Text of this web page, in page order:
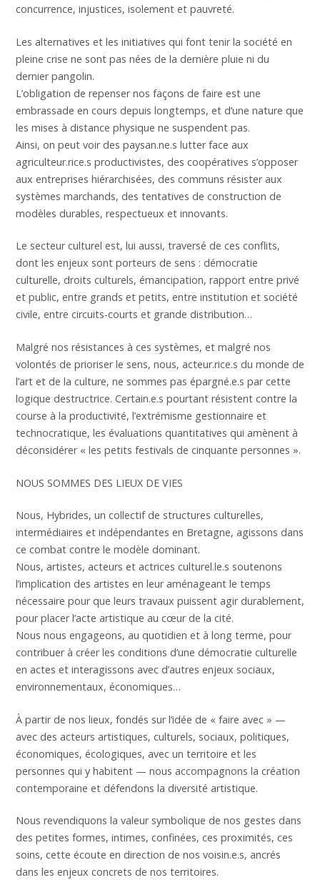
concurrence, injustices, isolement et pauvreté.
Les alternatives et les initiatives qui font tenir la société en
pleine crise ne sont pas nées de la dernière pluie ni du
dernier pangolin.
L’obligation de repenser nos façons de faire est une
embrassade en cours depuis longtemps, et d’une nature que
les mises à distance physique ne suspendent pas.
Ainsi, on peut voir des paysan.ne.s lutter face aux
agriculteur.rice.s productivistes, des coopératives s’opposer
aux entreprises hiérarchisées, des communs résister aux
systèmes marchands, des tentatives de construction de
modèles durables, respectueux et innovants.
Le secteur culturel est, lui aussi, traversé de ces conflits,
dont les enjeux sont porteurs de sens : démocratie
culturelle, droits culturels, émancipation, rapport entre privé
et public, entre grands et petits, entre institution et société
civile, entre circuits-courts et grande distribution…
Malgré nos résistances à ces systèmes, et malgré nos
volontés de prioriser le sens, nous, acteur.rice.s du monde de
l’art et de la culture, ne sommes pas épargné.e.s par cette
logique destructrice. Certain.e.s pourtant résistent contre la
course à la productivité, l’extrémisme gestionnaire et
technocratique, les évaluations quantitatives qui amènent à
déconsidérer « les petits festivals de cinquante personnes ».
NOUS SOMMES DES LIEUX DE VIES
Nous, Hybrides, un collectif de structures culturelles,
intermédiaires et indépendantes en Bretagne, agissons dans
ce combat contre le modèle dominant.
Nous, artistes, acteurs et actrices culturel.le.s soutenons
l’implication des artistes en leur aménageant le temps
nécessaire pour que leurs travaux puissent agir durablement,
pour placer l’acte artistique au cœur de la cité.
Nous nous engageons, au quotidien et à long terme, pour
contribuer à créer les conditions d’une démocratie culturelle
en actes et interagissons avec d’autres enjeux sociaux,
environnementaux, économiques…
À partir de nos lieux, fondés sur l’idée de « faire avec » —
avec des acteurs artistiques, culturels, sociaux, politiques,
économiques, écologiques, avec un territoire et les
personnes qui y habitent — nous accompagnons la création
contemporaine et défendons la diversité artistique.
Nous revendiquons la valeur symbolique de nos gestes dans
des petites formes, intimes, confinées, ces proximités, ces
soins, cette écoute en direction de nos voisin.e.s, ancrés
dans les enjeux concrets de nos territoires.